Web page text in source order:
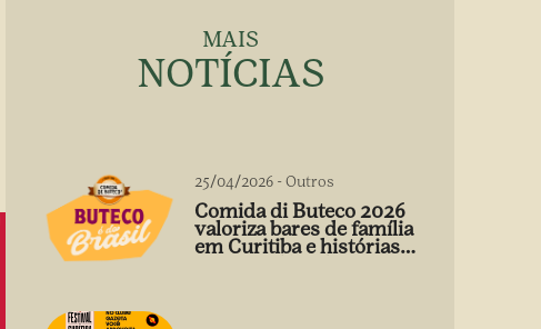
MAIS
NOTÍCIAS
25/04/2026 -Outros
Comida di Buteco 2026
valoriza bares de família
em Curitiba e histórias